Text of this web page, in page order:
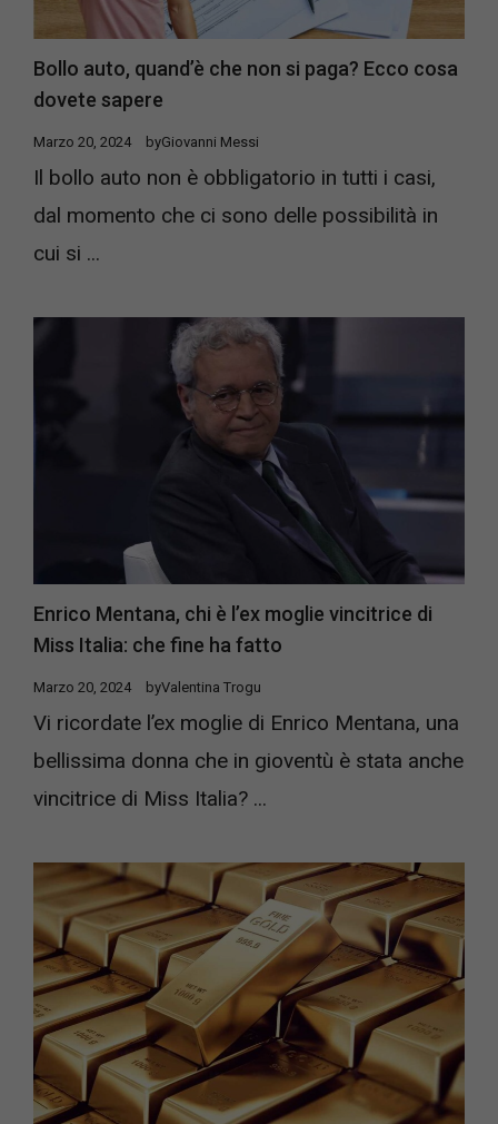
Bollo auto, quand’è che non si paga? Ecco cosa
dovete sapere
Marzo 20, 2024 byGiovanni Messi
Il bollo auto non è obbligatorio in tutti i casi,
dal momento che ci sono delle possibilità in
cui si ...
Enrico Mentana, chi è l’ex moglie vincitrice di
Miss Italia: che fine ha fatto
Marzo 20, 2024 byValentina Trogu
Vi ricordate l’ex moglie di Enrico Mentana, una
bellissima donna che in gioventù è stata anche
vincitrice di Miss Italia? ...